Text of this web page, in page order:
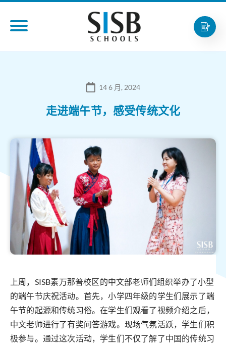
14 6 月, 2024
走进端午节，感受传统文化
上周，SISB素万那普校区的中文部老师们组织举办了小型
的端午节庆祝活动。首先，小学四年级的学生们展示了端
午节的起源和传统习俗。在学生们观看了视频介绍之后，
中文老师进行了有奖问答游戏。现场气氛活跃，学生们积
极参与。通过这次活动，学生们不仅了解了中国的传统习